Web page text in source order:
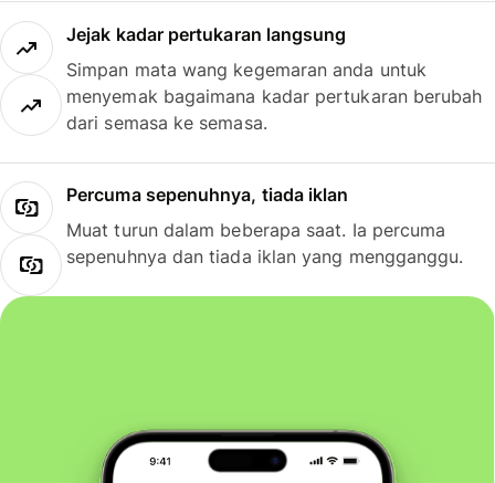
Jejak kadar pertukaran langsung
Simpan mata wang kegemaran anda untuk
menyemak bagaimana kadar pertukaran berubah
dari semasa ke semasa.
Percuma sepenuhnya, tiada iklan
Muat turun dalam beberapa saat. Ia percuma
sepenuhnya dan tiada iklan yang mengganggu.